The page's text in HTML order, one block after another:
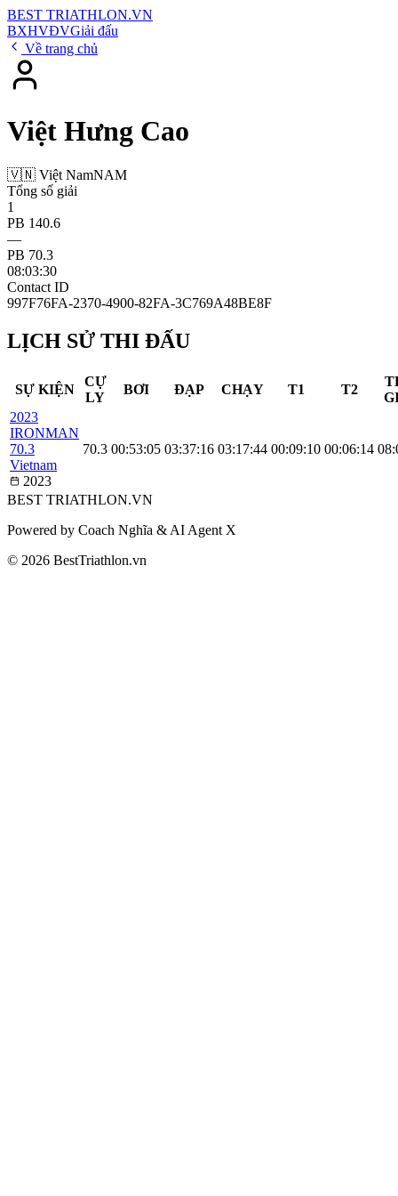
BEST TRIATHLON.VN
BXHVĐVGiải đấu
Về trang chủ
Việt Hưng Cao
🇻🇳 Việt NamNAM
Tổng số giải
1
PB 140.6
—
PB 70.3
08:03:30
Contact ID
997F76FA-2370-4900-82FA-3C769A48BE8F
LỊCH SỬ THI ĐẤU
SỰ KIỆN
CỰ
LY
BƠI ĐẠP CHẠY T1 T2
2023
IRONMAN
70.3
Vietnam
2023
70.3 00:53:05 03:37:16 03:17:44 00:09:10 00:06:14
BEST TRIATHLON.VN
Powered by Coach Nghĩa & AI Agent X
© 2026 BestTriathlon.vn